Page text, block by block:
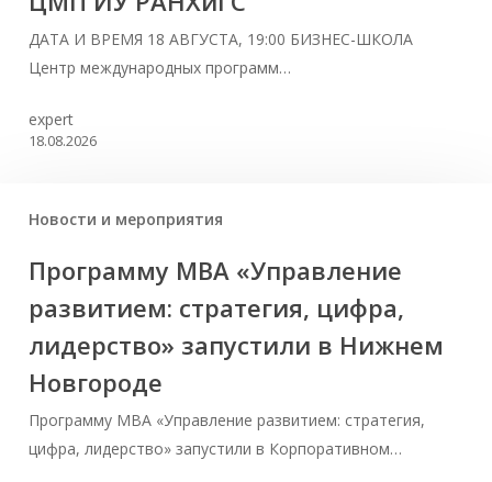
ДАТА И ВРЕМЯ 18 АВГУСТА, 19:00 БИЗНЕС-ШКОЛА
Центр международных программ…
expert
18.08.2026
Новости и мероприятия
Программу MBA «Управление
развитием: стратегия, цифра,
лидерство» запустили в Нижнем
Новгороде
Программу MBA «Управление развитием: стратегия,
цифра, лидерство» запустили в Корпоративном…